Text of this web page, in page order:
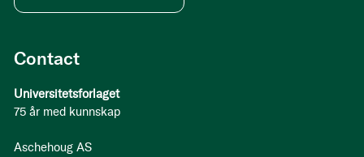
Contact
Universitetsforlaget
75 år med kunnskap
Aschehoug AS